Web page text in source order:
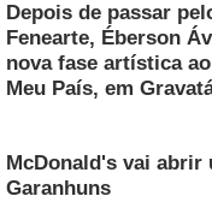
Depois de passar
Fenearte, Éberson
nova fase artística
Meu País, em
McDonald's vai abrir
Garanhuns